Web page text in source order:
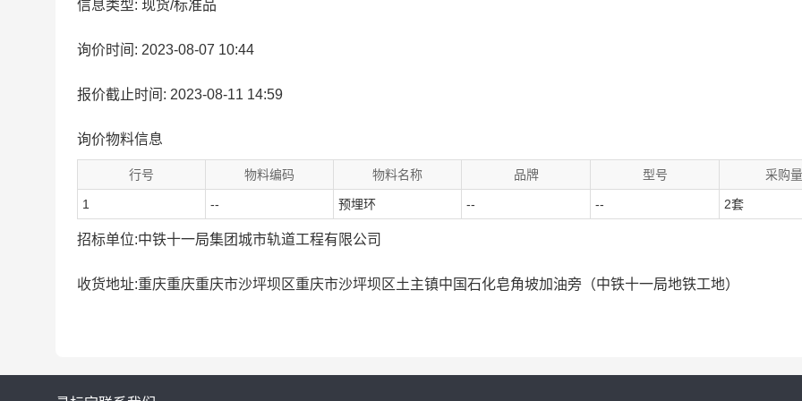
信息类型: 现货/标准品
询价时间: 2023-08-07 10:44
报价截止时间: 2023-08-11 14:59
询价物料信息
行号 物料编码 物料名称 品牌 型号 采购量
1 -- 预埋环 -- -- 2套
招标单位:中铁十一局集团城市轨道工程有限公司
收货地址:重庆重庆重庆市沙坪坝区重庆市沙坪坝区土主镇中国石化皂角坡加油旁（中铁十一局地铁工地）